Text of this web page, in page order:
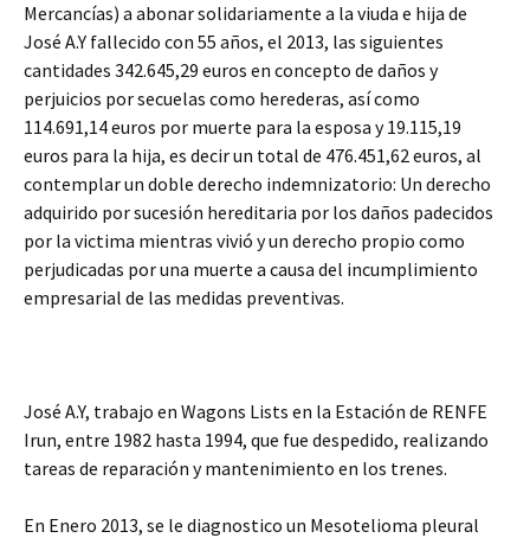
Mercancías) a abonar solidariamente a la viuda e hija de
José A.Y fallecido con 55 años, el 2013, las siguientes
cantidades 342.645,29 euros en concepto de daños y
perjuicios por secuelas como herederas, así como
114.691,14 euros por muerte para la esposa y 19.115,19
euros para la hija, es decir un total de 476.451,62 euros, al
contemplar un doble derecho indemnizatorio: Un derecho
adquirido por sucesión hereditaria por los daños padecidos
por la victima mientras vivió y un derecho propio como
perjudicadas por una muerte a causa del incumplimiento
empresarial de las medidas preventivas.
José A.Y, trabajo en Wagons Lists en la Estación de RENFE
Irun, entre 1982 hasta 1994, que fue despedido, realizando
tareas de reparación y mantenimiento en los trenes.
En Enero 2013, se le diagnostico un Mesotelioma pleural